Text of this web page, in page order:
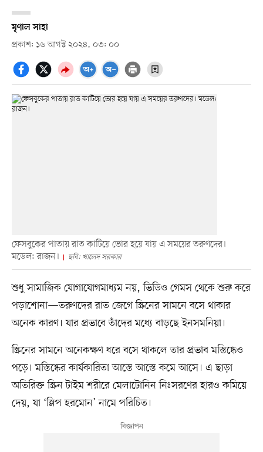
মৃণাল সাহা
প্রকাশ: ১৬ আগস্ট ২০২৪, ০৩: ০০
ফেসবুকের পাতায় রাত কাটিয়ে ভোর হয়ে যায় এ সময়ের তরুণদের।
মডেল: রাজন।
ছবি: খালেদ সরকার
শুধু সামাজিক যোগাযোগমাধ্যম নয়, ভিডিও গেমস থেকে শুরু করে
পড়াশোনা—তরুণদের রাত জেগে স্ক্রিনের সামনে বসে থাকার
অনেক কারণ। যার প্রভাবে তাঁদের মধ্যে বাড়ছে ইনসমনিয়া।
স্ক্রিনের সামনে অনেকক্ষণ ধরে বসে থাকলে তার প্রভাব মস্তিষ্কেও
পড়ে। মস্তিষ্কের কার্যকারিতা আস্তে আস্তে কমে আসে। এ ছাড়া
অতিরিক্ত স্ক্রিন টাইম শরীরে মেলাটোনিন নিঃসরণের হারও কমিয়ে
দেয়, যা ‘স্লিপ হরমোন’ নামে পরিচিত।